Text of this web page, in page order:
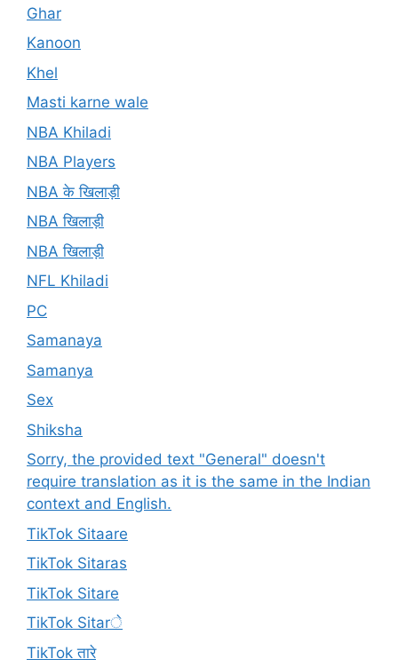
Ghar
Kanoon
Khel
Masti karne wale
NBA Khiladi
NBA Players
NBA के खिलाड़ी
NBA खिलाड़ी
NBA खिलाड़ी
NFL Khiladi
PC
Samanaya
Samanya
Sex
Shiksha
Sorry, the provided text "General" doesn't
require translation as it is the same in the Indian
context and English.
TikTok Sitaare
TikTok Sitaras
TikTok Sitare
TikTok Sitarे
TikTok तारे